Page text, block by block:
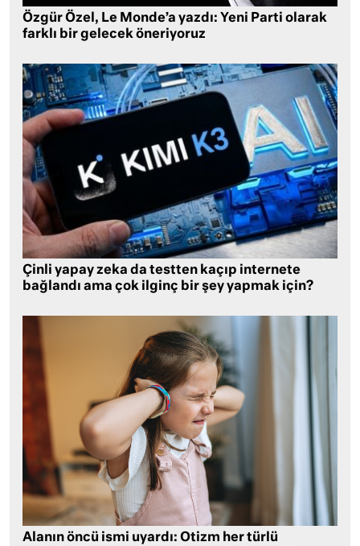
Özgür Özel, Le Monde’a yazdı: Yeni Parti olarak
farklı bir gelecek öneriyoruz
Çinli yapay zeka da testten kaçıp internete
bağlandı ama çok ilginç bir şey yapmak için?
Alanın öncü ismi uyardı: Otizm her türlü